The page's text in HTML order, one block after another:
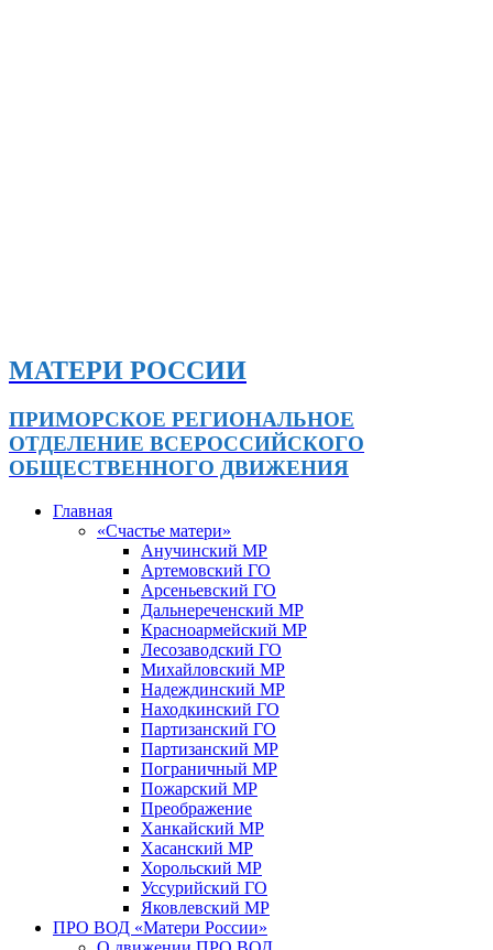
МАТЕРИ РОССИИ
ПРИМОРСКОЕ РЕГИОНАЛЬНОЕ
ОТДЕЛЕНИЕ ВСЕРОССИЙСКОГО
ОБЩЕСТВЕННОГО ДВИЖЕНИЯ
Главная
«Счастье матери»
Анучинский МР
Артемовский ГО
Арсеньевский ГО
Дальнереченский МР
Красноармейский МР
Лесозаводский ГО
Михайловский МР
Надеждинский МР
Находкинский ГО
Партизанский ГО
Партизанский МР
Пограничный МР
Пожарский МР
Преображение
Ханкайский МР
Хасанский МР
Хорольский МР
Уссурийский ГО
Яковлевский МР
ПРО ВОД «Матери России»